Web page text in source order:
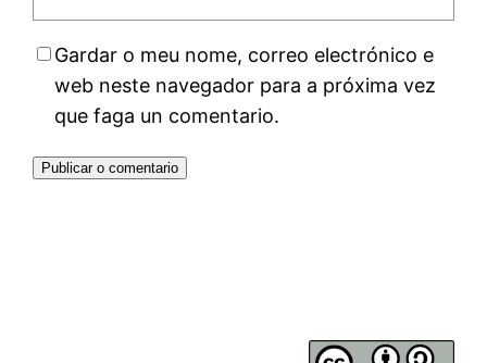
Gardar o meu nome, correo electrónico e
web neste navegador para a próxima vez
que faga un comentario.